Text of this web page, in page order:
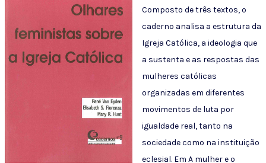
Composto de três textos, o
caderno analisa a estrutura da
Igreja Católica, a ideologia que
a sustenta e as respostas das
mulheres católicas
organizadas em diferentes
movimentos de luta por
igualdade real, tanto na
sociedade como na instituição
eclesial. Em A mulher e o